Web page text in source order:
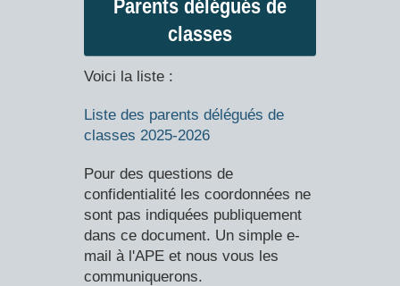
Parents délégués de
classes
Voici la liste :
Liste des parents délégués de
classes 2025-2026
Pour des questions de
confidentialité les coordonnées ne
sont pas indiquées publiquement
dans ce document. Un simple e-
mail à l'APE et nous vous les
communiquerons.